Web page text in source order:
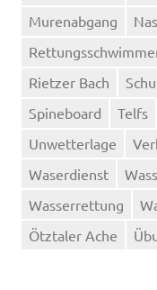
Murenabgang
Rietzer Bach
Spineboard
Telfs
Unwetterlage
Waserdienst
Wasserrettung
Ötztaler Ache